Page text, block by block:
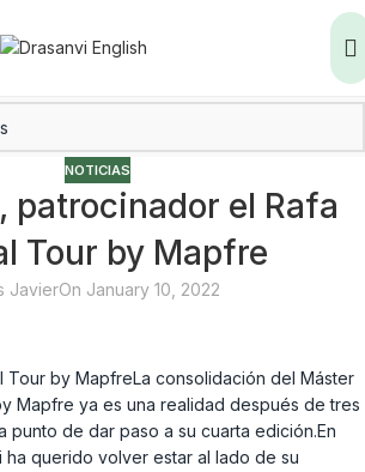
NOTICIAS
patrocinador el Rafa
Tour by Mapfre
JavierOn January 10, 2022
Tour by MapfreLa consolidación del Máster
Mapfre ya es una realidad después de tres
punto de dar paso a su cuarta edición.En
ha querido volver estar al lado de su